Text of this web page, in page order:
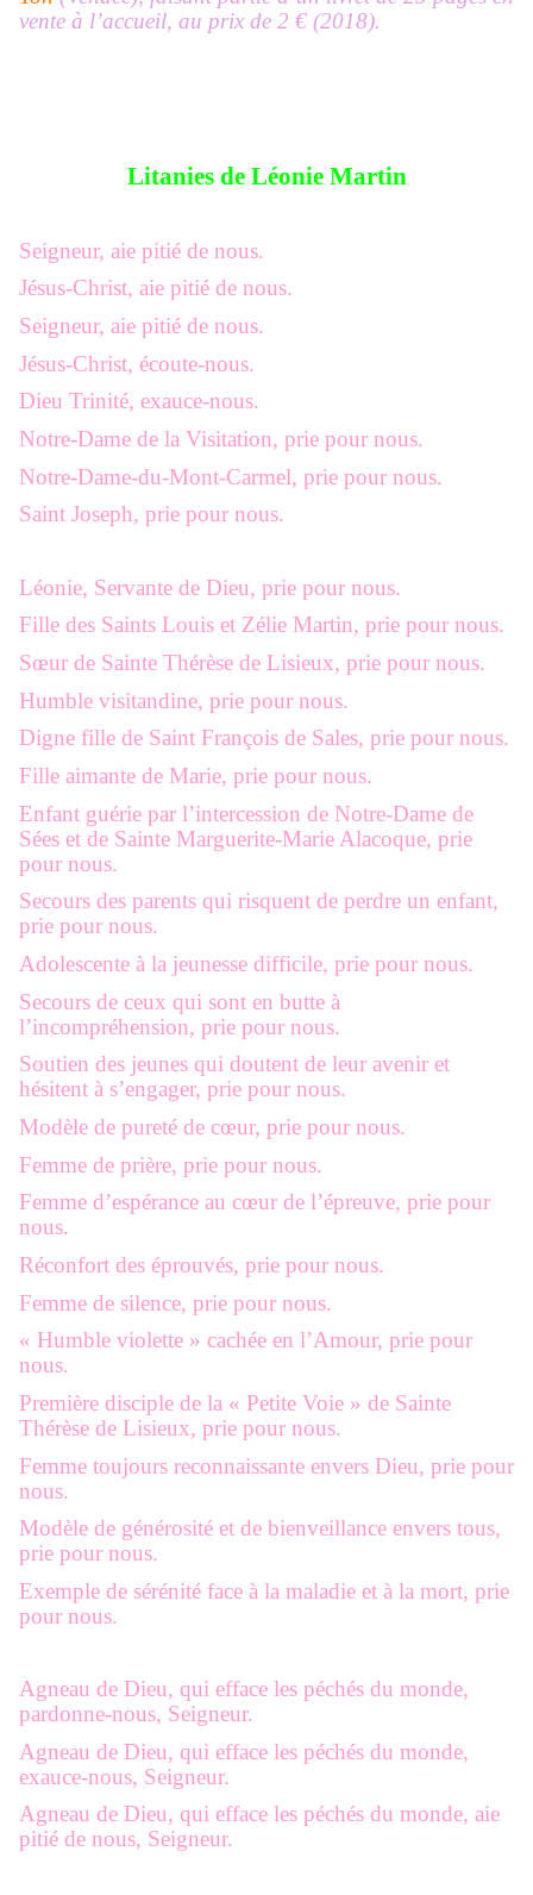
vente à l’accueil, au prix de 2 € (2018).
Litanies de Léonie Martin
Seigneur, aie pitié de nous.
Jésus-Christ, aie pitié de nous.
Seigneur, aie pitié de nous.
Jésus-Christ, écoute-nous.
Dieu Trinité, exauce-nous.
Notre-Dame de la Visitation, prie pour nous.
Notre-Dame-du-Mont-Carmel, prie pour nous.
Saint Joseph, prie pour nous.
Léonie, Servante de Dieu, prie pour nous.
Fille des Saints Louis et Zélie Martin, prie pour nous.
Sœur de Sainte Thérèse de Lisieux, prie pour nous.
Humble visitandine, prie pour nous.
Digne fille de Saint François de Sales, prie pour nous.
Fille aimante de Marie, prie pour nous.
Enfant guérie par l’intercession de Notre-Dame de
Sées et de Sainte Marguerite-Marie Alacoque, prie
pour nous.
Secours des parents qui risquent de perdre un enfant,
prie pour nous.
Adolescente à la jeunesse difficile, prie pour nous.
Secours de ceux qui sont en butte à
l’incompréhension, prie pour nous.
Soutien des jeunes qui doutent de leur avenir et
hésitent à s’engager, prie pour nous.
Modèle de pureté de cœur, prie pour nous.
Femme de prière, prie pour nous.
Femme d’espérance au cœur de l’épreuve, prie pour
nous.
Réconfort des éprouvés, prie pour nous.
Femme de silence, prie pour nous.
« Humble violette » cachée en l’Amour, prie pour
nous.
Première disciple de la « Petite Voie » de Sainte
Thérèse de Lisieux, prie pour nous.
Femme toujours reconnaissante envers Dieu, prie pour
nous.
Modèle de générosité et de bienveillance envers tous,
prie pour nous.
Exemple de sérénité face à la maladie et à la mort, prie
pour nous.
Agneau de Dieu, qui efface les péchés du monde,
pardonne-nous, Seigneur.
Agneau de Dieu, qui efface les péchés du monde,
exauce-nous, Seigneur.
Agneau de Dieu, qui efface les péchés du monde, aie
pitié de nous, Seigneur.